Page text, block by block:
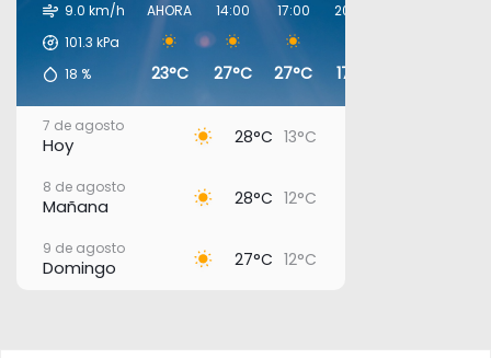
9.0 km/h
101.3 kPa
18 %
AHORA
23°C
14:00
27°C
17:00
27°C
20:00
17°C
7 de agosto
Hoy 28°C 13°C
8 de agosto
Mañana 28°C 12°C
9 de agosto
Domingo 27°C 12°C